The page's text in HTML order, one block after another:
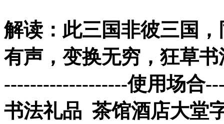
解读：此三国非彼三国
有声，变换无穷，狂草
-------------------使用场合
书法礼品 茶馆酒店大堂